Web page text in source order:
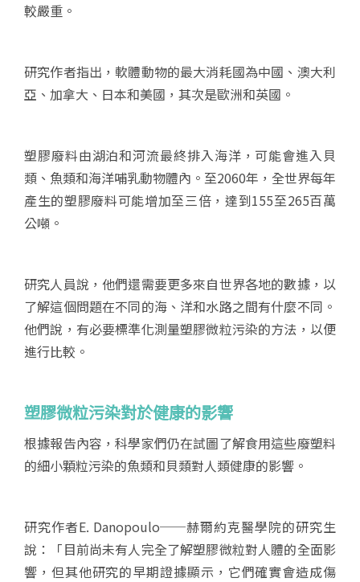
較嚴重。
研究作者指出，軟體動物的最大消耗國為中國、澳大利
亞、加拿大、日本和美國，其次是歐洲和英國。
塑膠廢料由湖泊和河流最終排入海洋，可能會進入貝
類、魚類和海洋哺乳動物體內。至2060年，全世界每年
產生的塑膠廢料可能增加至三倍，達到155至265百萬
公噸。
研究人員說，他們還需要更多來自世界各地的數據，以
了解這個問題在不同的海、洋和水路之間有什麼不同。
他們說，有必要標準化測量塑膠微粒污染的方法，以便
進行比較。
塑膠微粒污染對於健康的影響
根據報告內容，科學家們仍在試圖了解食用這些廢塑料
的細小顆粒污染的魚類和貝類對人類健康的影響。
研究作者E. Danopoulo──赫爾約克醫學院的研究生
說：「目前尚未有人完全了解塑膠微粒對人體的全面影
響，但其他研究的早期證據顯示，它們確實會造成傷